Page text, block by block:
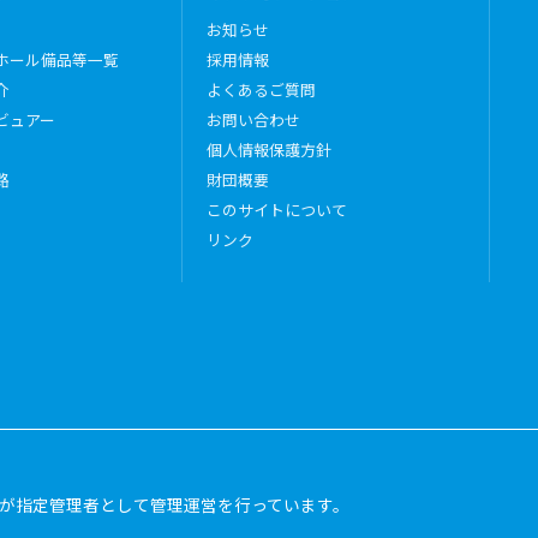
ール備品等一覧
ュアー
お知らせ
採用情報
よくあるご質問
お問い合わせ
個人情報保護方針
財団概要
このサイトについて
リンク
定管理者として管理運営を行っています。